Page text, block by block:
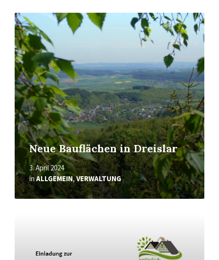
Neue Bauflächen in Dreislar
3. April 2024
inALLGEMEIN,VERWALTUNG
Mehr
erfahren